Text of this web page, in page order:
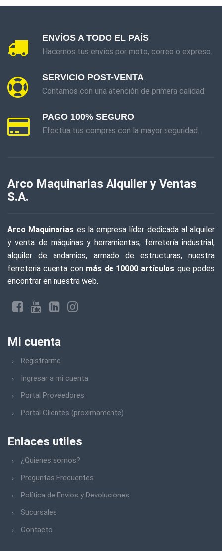
ENVÍOS A TODO EL PAÍS
Hacemos tus envíos por moto, correo o expreso.
SERVICIO POST-VENTA
Contamos con una atención de primera calidad.
PAGO 100% SEGURO
Efectua tus compras con la mayor seguridad.
Arco Maquinarias Alquiler y Ventas
S.A.
Arco Maquinarias es la empresa líder dedicada al alquiler
y venta de máquinas y herramientas, ferretería industrial,
alquiler de andamios, armado de estructuras, nuestra
ferreteria cuenta con más de 10000 artículos que podes
encontrar en nuestra web.
Mi cuenta
Registrarme
Ingresar a mi cuenta
Portal Proveedores
Portal Clientes (proximamente)
Enlaces utiles
¿Quienes somos?
Preguntas Frecuentes
Política de Envios y Devoluciones
Sucursales
Contacto